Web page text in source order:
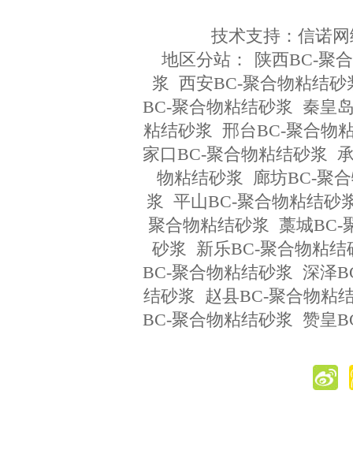
技术支持： 信诺
地区分站：
陕西BC-聚
浆 西安BC-聚合物粘结砂
BC-聚合物粘结砂浆
秦皇
粘结砂浆 邢台BC-聚合物
家口BC-聚合物粘结砂浆
物粘结砂浆
廊坊BC-聚
浆 平山BC-聚合物粘结砂
聚合物粘结砂浆 藁城BC-
砂浆
新乐BC-聚合物粘结
BC-聚合物粘结砂浆 深泽
结砂浆
赵县BC-聚合物粘
BC-聚合物粘结砂浆
赞皇